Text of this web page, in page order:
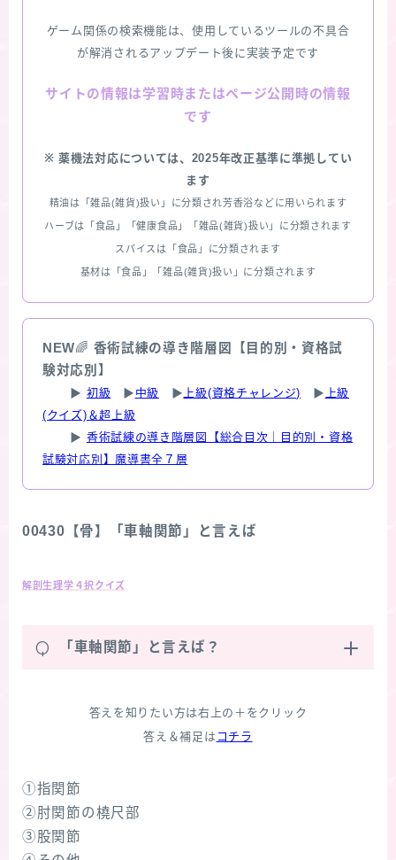
ゲーム関係の検索機能は、使用しているツールの不具合
が解消されるアップデート後に実装予定です
サイトの情報は学習時またはページ公開時の情報
です
※ 薬機法対応については、2025年改正基準に準拠してい
ます
精油は「雑品(雑貨)扱い」に分類され芳香浴などに用いられます
ハーブは「食品」「健康食品」「雑品(雑貨)扱い」に分類されます
スパイスは「食品」に分類されます
基材は「食品」「雑品(雑貨)扱い」に分類されます
NEW🌈 香術試練の導き階層図【目的別・資格試
験対応別】
▶ 初級 ▶ 中級 ▶ 上級(資格チャレンジ) ▶ 上級
(クイズ)＆超上級
▶ 香術試練の導き階層図【総合目次｜目的別・資格
試験対応別】魔導書全７層
00430【骨】「車軸関節」と言えば
解剖生理学４択クイズ
Q 「車軸関節」と言えば？
答えを知りたい方は右上の＋をクリック
答え＆補足は コチラ
①指関節
②肘関節の橈尺部
③股関節